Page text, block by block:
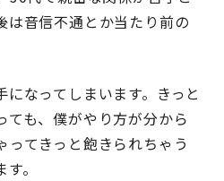
は音信不通とか当たり前の
なってしまいます。きっと
ても、僕がやり方が分から
ってきっと飽きられちゃう
。